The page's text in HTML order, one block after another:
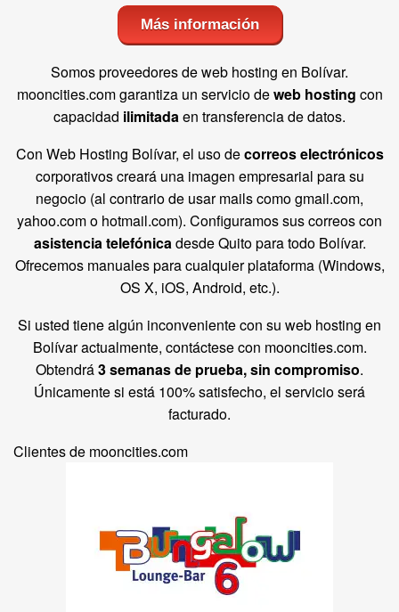
Más información
Somos proveedores de web hosting en Bolívar.
mooncities.com garantiza un servicio deweb hosting con
capacidad ilimitadaen transferencia de datos.
Con Web Hosting Bolívar, el uso decorreos electrónicos
corporativos creará una imagen empresarial para su
negocio (al contrario de usar mails como gmail.com,
yahoo.com o hotmail.com). Configuramos sus correos con
asistencia telefónicadesde Quito para todo Bolívar.
Ofrecemos manuales para cualquier plataforma (Windows,
OS X, iOS, Android, etc.).
Si usted tiene algún inconveniente con su web hosting en
Bolívar actualmente, contáctese con mooncities.com.
Obtendrá3 semanas de prueba, sin compromiso.
Únicamente si está 100% satisfecho, el servicio será
facturado.
Clientes de mooncities.com